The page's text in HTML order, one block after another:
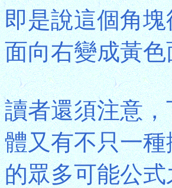
即是說這個角
面向右變成黃
讀者還須注意
體又有不只一
的眾多可能公